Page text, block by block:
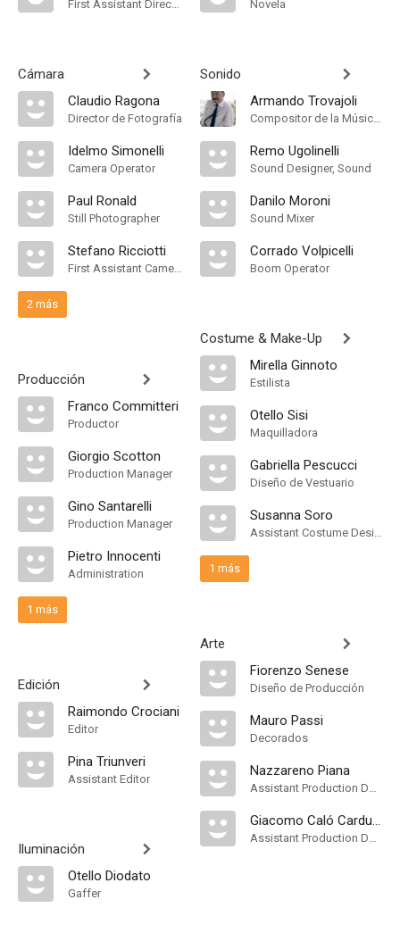
First Assistant Director
Cámara
Claudio Ragona
Director de Fotografía
Idelmo Simonelli
Camera Operator
Paul Ronald
Still Photographer
Stefano Ricciotti
First Assistant Camera
2 más
Producción
Franco Committeri
Productor
Giorgio Scotton
Production Manager
Gino Santarelli
Production Manager
Pietro Innocenti
Administration
1 más
Edición
Raimondo Crociani
Editor
Pina Triunveri
Assistant Editor
Iluminación
Otello Diodato
Gaffer
Novela
Sonido
Armando Trovajoli
Compositor de la Música Original
Remo Ugolinelli
Sound Designer, Sound
Danilo Moroni
Sound Mixer
Corrado Volpicelli
Boom Operator
Costume & Make-Up
Mirella Ginnoto
Estilista
Otello Sisi
Maquilladora
Gabriella Pescucci
Diseño de Vestuario
Susanna Soro
Assistant Costume Designer
1 más
Arte
Fiorenzo Senese
Diseño de Producción
Mauro Passi
Decorados
Nazzareno Piana
Assistant Production Design
Giacomo Caló Carducci
Assistant Production Design